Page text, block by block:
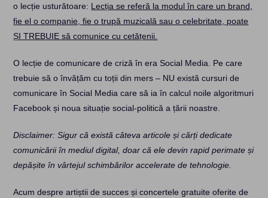
o lecție usturătoare: Lecția se referă la modul în care un brand,
fie el o companie, fie o trupă muzicală sau o celebritate, poate
ȘI TREBUIE să comunice cu cetățenii.
O lecție de comunicare de criză în era Social Media. Pe care
trebuie să o învățăm cu toții din mers – NU există cursuri de
comunicare în Social Media care să ia în calcul noile algoritmuri
Facebook și noua situație social-politică a țării noastre.
Disclaimer: Sigur că există câteva articole și cărți dedicate
comunicării în mediul digital, doar că ele devin rapid perimate și
depășite în vârtejul schimbărilor accelerate de tehnologie.
Acum despre artiștii de succes și concertele gratuite oferite de